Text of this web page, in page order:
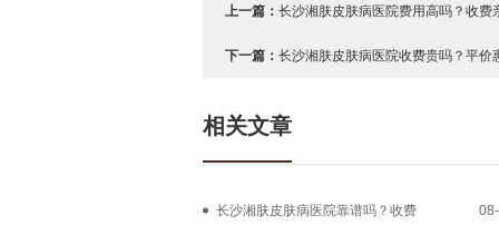
上一篇： 长沙湘肤皮肤病医院费用高吗？收费
下一篇： 长沙湘肤皮肤病医院收费贵吗？平价
相关文章
长沙湘肤皮肤病医院靠谱吗？收费